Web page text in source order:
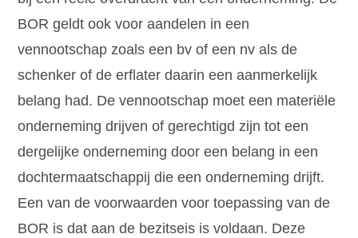
BOR geldt ook voor aandelen in een
vennootschap zoals een bv of een nv als de
schenker of de erflater daarin een aanmerkelijk
belang had. De vennootschap moet een materiële
onderneming drijven of gerechtigd zijn tot een
dergelijke onderneming door een belang in een
dochtermaatschappij die een onderneming drijft.
Een van de voorwaarden voor toepassing van de
BOR is dat aan de bezitseis is voldaan. Deze